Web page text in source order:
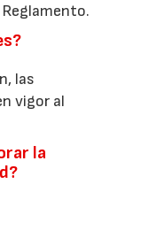
las
vigor al
la